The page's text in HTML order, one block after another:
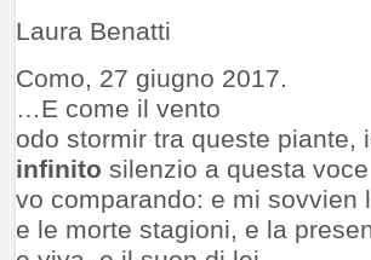
Laura Benatti
Como, 27 giugno 2017.
…E come il vento
odo stormir tra queste piante,
infinito silenzio a questa voce
vo comparando: e mi sovvien
e le morte stagioni, e la